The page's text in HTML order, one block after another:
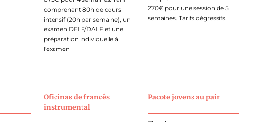
comprenant 80h de cours
intensif (20h par semaine), un
examen DELF/DALF et une
préparation individuelle à
l'examen
270€ pour une session de 5
semaines. Tarifs dégressifs.
Oficinas de francês
instrumental
Pacote jovens au pair